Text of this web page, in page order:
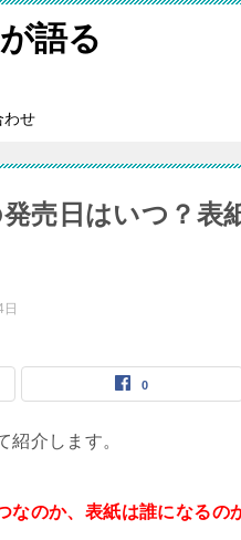
語る
わせ
売日はいつ？表
0
介します。
なのか、表紙は誰になるの